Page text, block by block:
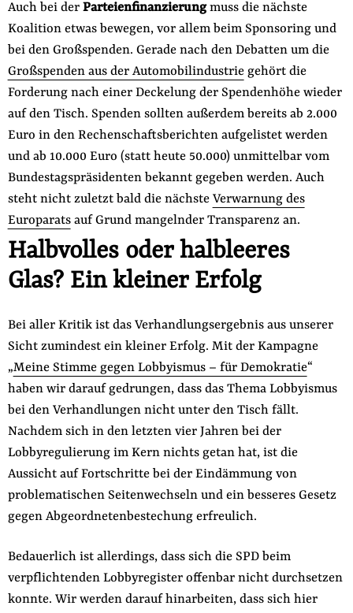
Auch bei der Parteienfinanzierungmuss die nächste
Koalition etwas bewegen, vor allem beim Sponsoring und
bei den Großspenden. Gerade nach den Debatten um die
Großspenden aus der Automobilindustriegehört die
Forderung nach einer Deckelung der Spendenhöhe wieder
auf den Tisch. Spenden sollten außerdem bereits ab 2.000
Euro in den Rechenschaftsberichten aufgelistet werden
und ab 10.000 Euro (statt heute 50.000) unmittelbar vom
Bundestagspräsidenten bekannt gegeben werden. Auch
steht nicht zuletzt bald die nächste Verwarnung des
Europaratsauf Grund mangelnder Transparenz an.
Halbvolles oder halbleeres
Glas? Ein kleiner Erfolg
Bei aller Kritik ist das Verhandlungsergebnis aus unserer
Sicht zumindest ein kleiner Erfolg. Mit der Kampagne
„Meine Stimme gegen Lobbyismus – für Demokratie“
haben wir darauf gedrungen, dass das Thema Lobbyismus
bei den Verhandlungen nicht unter den Tisch fällt.
Nachdem sich in den letzten vier Jahren bei der
Lobbyregulierung im Kern nichts getan hat, ist die
Aussicht auf Fortschritte bei der Eindämmung von
problematischen Seitenwechseln und ein besseres Gesetz
gegen Abgeordnetenbestechung erfreulich.
Bedauerlich ist allerdings, dass sich die SPD beim
verpflichtenden Lobbyregister offenbar nicht durchsetzen
konnte. Wir werden darauf hinarbeiten, dass sich hier